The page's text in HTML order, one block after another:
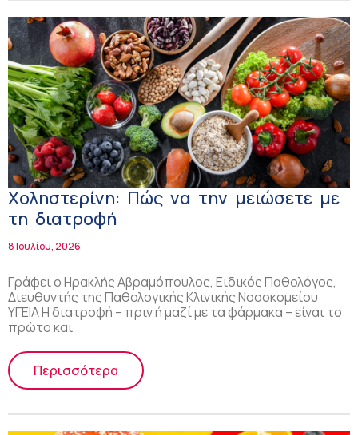
Χοληστερίνη: Πώς να την μειώσετε με
τη διατροφή
8 Ιουλίου, 2026
Γράφει ο Ηρακλής Αβραμόπουλος, Ειδικός Παθολόγος,
Διευθυντής της Παθολογικής Κλινικής Νοσοκομείου
ΥΓΕΙΑ Η διατροφή – πριν ή μαζί με τα φάρμακα – είναι το
πρώτο και
Περισσότερα